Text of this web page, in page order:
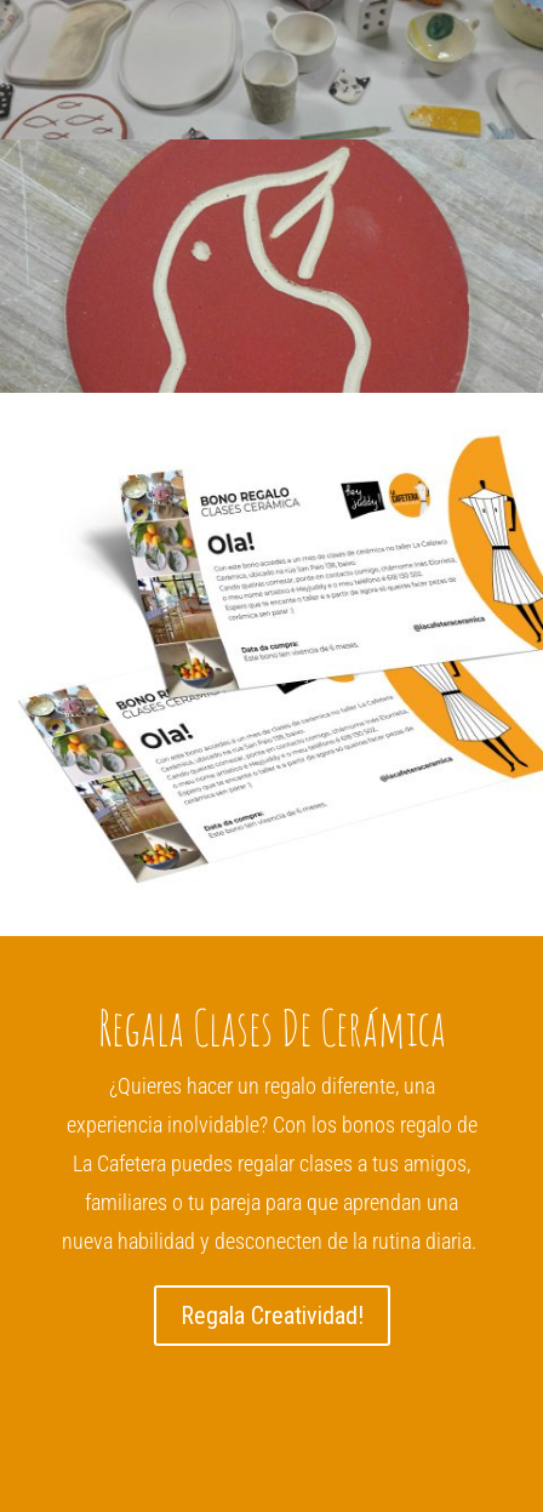
Regala Clases De Cerámica
¿Quieres hacer un regalo diferente, una
experiencia inolvidable? Con los bonos regalo de
La Cafetera puedes regalar clases a tus amigos,
familiares o tu pareja para que aprendan una
nueva habilidad y desconecten de la rutina diaria.
Regala Creatividad!